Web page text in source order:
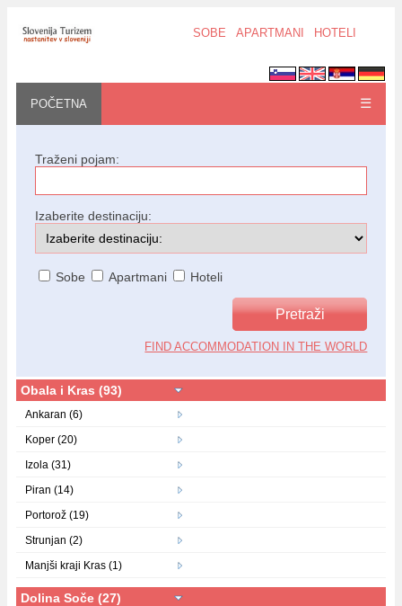
SOBE APARTMANI HOTELI
POČETNA ☰
Traženi pojam:
Izaberite destinaciju:
Sobe Apartmani Hoteli
FIND ACCOMMODATION IN THE WORLD
Obala i Kras (93)
Ankaran (6)
Koper (20)
Izola (31)
Piran (14)
Portorož (19)
Strunjan (2)
Manjši kraji Kras (1)
Dolina Soče (27)